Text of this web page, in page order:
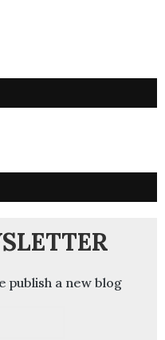
publish a new blog